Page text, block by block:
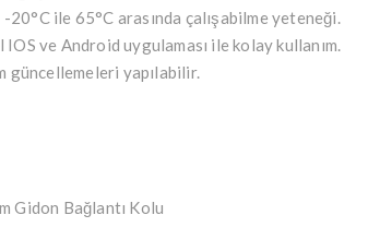
-20°C ile 65°C arasında çalışabilme yeteneği.
IOS ve Android uygulaması ile kolay kullanım.
güncellemeleri yapılabilir.
Gidon Bağlantı Kolu